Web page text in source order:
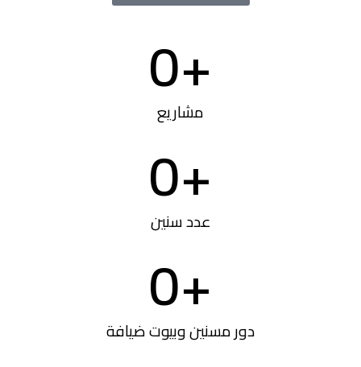
مشاريع
+
0
عدد سنين
+
0
دور مسنين وبيوت ضيافة
+
0